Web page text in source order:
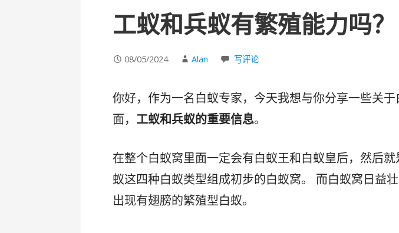
工蚁和兵蚁有繁殖能力吗？
08/05/2024 Alan 写评论
你好，作为一名白蚁专家，今天我想与你分享一些关于
面， 工蚁和兵蚁的重要信息。
在整个白蚁窝里面一定会有白蚁王和白蚁皇后，然后
蚁这四种白蚁类型组成初步的白蚁窝。 而白蚁窝日益
出现有翅膀的繁殖型白蚁。